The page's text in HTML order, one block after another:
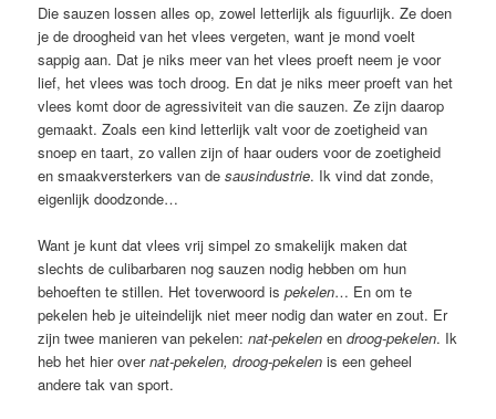
Die sauzen lossen alles op, zowel letterlijk als figuurlijk. Ze doen
je de droogheid van het vlees vergeten, want je mond voelt
sappig aan. Dat je niks meer van het vlees proeft neem je voor
lief, het vlees was toch droog. En dat je niks meer proeft van het
vlees komt door de agressiviteit van die sauzen. Ze zijn daarop
gemaakt. Zoals een kind letterlijk valt voor de zoetigheid van
snoep en taart, zo vallen zijn of haar ouders voor de zoetigheid
en smaakversterkers van de sausindustrie. Ik vind dat zonde,
eigenlijk doodzonde…
Want je kunt dat vlees vrij simpel zo smakelijk maken dat
slechts de culibarbaren nog sauzen nodig hebben om hun
behoeften te stillen. Het toverwoord ispekelen… En om te
pekelen heb je uiteindelijk niet meer nodig dan water en zout. Er
zijn twee manieren van pekelen:nat-pekelen endroog-pekelen. Ik
heb het hier overnat-pekelen, droog-pekelenis een geheel
andere tak van sport.